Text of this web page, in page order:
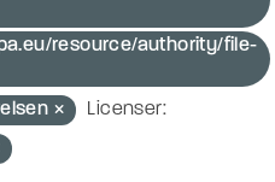
resource/authority/file-
Licenser: